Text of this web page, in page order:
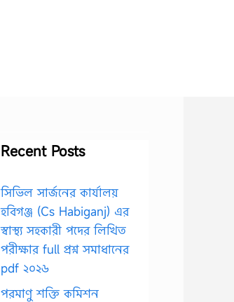
Recent Posts
সিভিল সার্জনের কার্যালয়
হবিগঞ্জ (Cs Habiganj) এর
স্বাস্থ্য সহকারী পদের লিখিত
পরীক্ষার full প্রশ্ন সমাধানের
pdf ২০২৬
পরমাণু শক্তি কমিশন